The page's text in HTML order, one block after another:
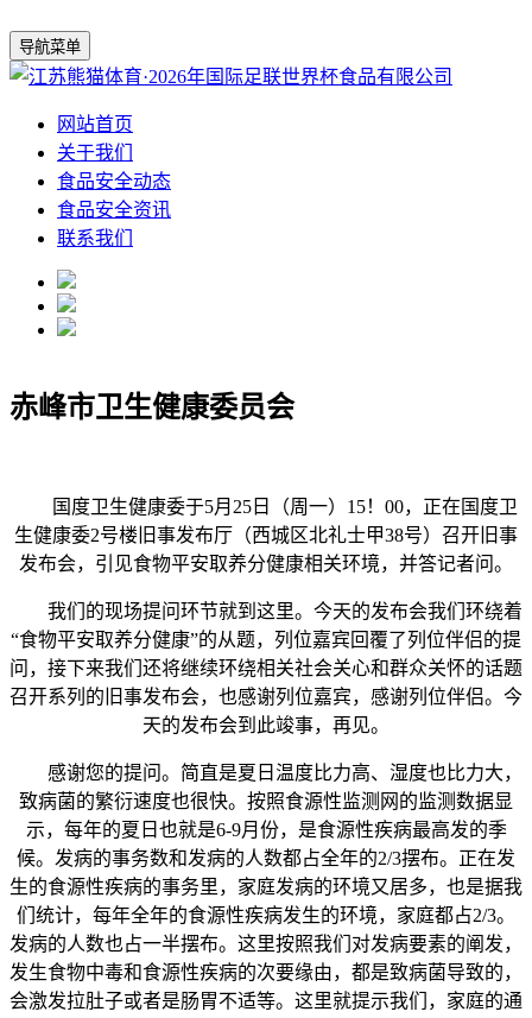
导航菜单
网站首页
关于我们
食品安全动态
食品安全资讯
联系我们
赤峰市卫生健康委员会
国度卫生健康委于5月25日（周一）15！00，正在国度卫
生健康委2号楼旧事发布厅（西城区北礼士甲38号）召开旧事
发布会，引见食物平安取养分健康相关环境，并答记者问。
我们的现场提问环节就到这里。今天的发布会我们环绕着
“食物平安取养分健康”的从题，列位嘉宾回覆了列位伴侣的提
问，接下来我们还将继续环绕相关社会关心和群众关怀的话题
召开系列的旧事发布会，也感谢列位嘉宾，感谢列位伴侣。今
天的发布会到此竣事，再见。
感谢您的提问。简直是夏日温度比力高、湿度也比力大，
致病菌的繁衍速度也很快。按照食源性监测网的监测数据显
示，每年的夏日也就是6-9月份，是食源性疾病最高发的季
候。发病的事务数和发病的人数都占全年的2/3摆布。正在发
生的食源性疾病的事务里，家庭发病的环境又居多，也是据我
们统计，每年全年的食源性疾病发生的环境，家庭都占2/3。
发病的人数也占一半摆布。这里按照我们对发病要素的阐发，
发生食物中毒和食源性疾病的次要缘由，都是致病菌导致的，
会激发拉肚子或者是肠胃不适等。这里就提示我们，家庭的通